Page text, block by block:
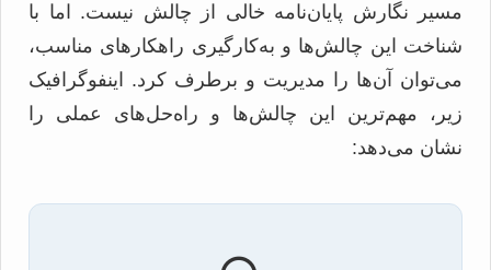
مسیر نگارش پایان‌نامه خالی از چالش نیست. اما با
شناخت این چالش‌ها و به‌کارگیری راهکارهای مناسب،
می‌توان آن‌ها را مدیریت و برطرف کرد. اینفوگرافیک
زیر، مهم‌ترین این چالش‌ها و راه‌حل‌های عملی را
نشان می‌دهد: